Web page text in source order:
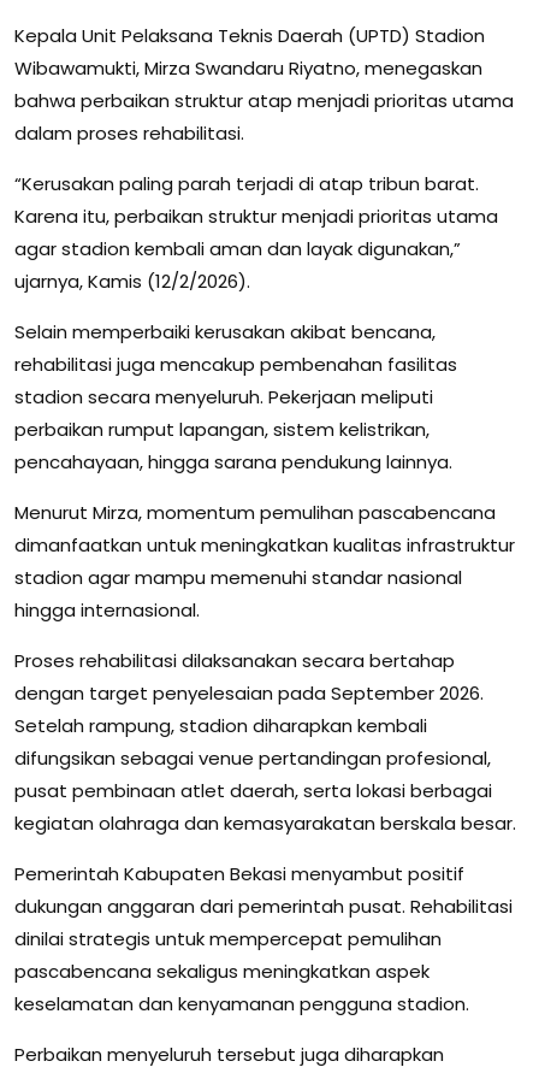
Kepala Unit Pelaksana Teknis Daerah (UPTD) Stadion
Wibawamukti, Mirza Swandaru Riyatno, menegaskan
bahwa perbaikan struktur atap menjadi prioritas utama
dalam proses rehabilitasi.
“Kerusakan paling parah terjadi di atap tribun barat.
Karena itu, perbaikan struktur menjadi prioritas utama
agar stadion kembali aman dan layak digunakan,”
ujarnya, Kamis (12/2/2026).
Selain memperbaiki kerusakan akibat bencana,
rehabilitasi juga mencakup pembenahan fasilitas
stadion secara menyeluruh. Pekerjaan meliputi
perbaikan rumput lapangan, sistem kelistrikan,
pencahayaan, hingga sarana pendukung lainnya.
Menurut Mirza, momentum pemulihan pascabencana
dimanfaatkan untuk meningkatkan kualitas infrastruktur
stadion agar mampu memenuhi standar nasional
hingga internasional.
Proses rehabilitasi dilaksanakan secara bertahap
dengan target penyelesaian pada September 2026.
Setelah rampung, stadion diharapkan kembali
difungsikan sebagai venue pertandingan profesional,
pusat pembinaan atlet daerah, serta lokasi berbagai
kegiatan olahraga dan kemasyarakatan berskala besar.
Pemerintah Kabupaten Bekasi menyambut positif
dukungan anggaran dari pemerintah pusat. Rehabilitasi
dinilai strategis untuk mempercepat pemulihan
pascabencana sekaligus meningkatkan aspek
keselamatan dan kenyamanan pengguna stadion.
Perbaikan menyeluruh tersebut juga diharapkan